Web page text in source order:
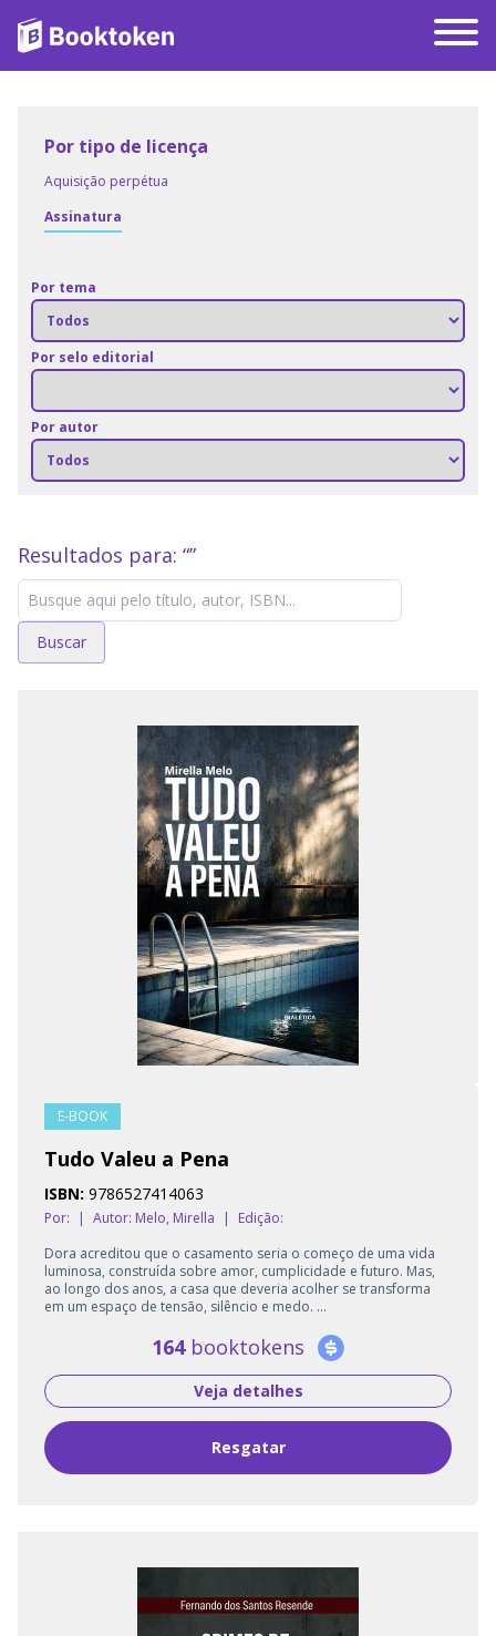
Por tipo de licença
Aquisição perpétua
Assinatura
Por tema
Por selo editorial
Por autor
Resultados para: “”
Buscar
E-BOOK
Tudo Valeu a Pena
ISBN: 9786527414063
Por: | Autor: Melo, Mirella |
Edição:
Dora acreditou que o casamento seria o começo de uma vida
luminosa, construída sobre amor, cumplicidade e futuro. Mas,
ao longo dos anos, a casa que deveria acolher se transforma
em um espaço de tensão, silêncio e medo. ...
164 booktokens
Veja detalhes
Resgatar